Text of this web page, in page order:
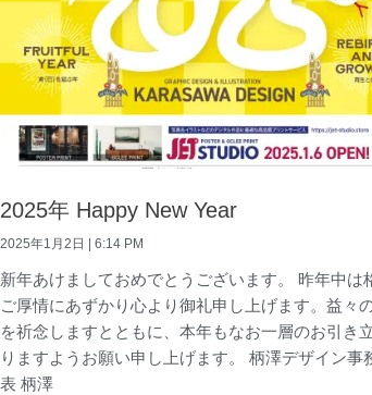
2025年 Happy New Year
2025年1月2日 6:14 PM
新年あけましておめでとうございます。 昨年中は
ご厚情にあずかり心より御礼申し上げます。益々
を祈念しますとともに、本年もなお一層のお引き
りますようお願い申し上げます。 柄澤デザイン事
表 柄澤